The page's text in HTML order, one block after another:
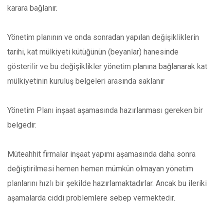
karara bağlanır.
Yönetim planının ve onda sonradan yapılan değişikliklerin
tarihi, kat mülkiyeti kütüğünün (beyanlar) hanesinde
gösterilir ve bu değişiklikler yönetim planına bağlanarak kat
mülkiyetinin kuruluş belgeleri arasında saklanır
Yönetim Planı inşaat aşamasında hazırlanması gereken bir
belgedir.
Müteahhit firmalar inşaat yapımı aşamasında daha sonra
değiştirilmesi hemen hemen mümkün olmayan yönetim
planlarını hızlı bir şekilde hazırlamaktadırlar. Ancak bu ileriki
aşamalarda ciddi problemlere sebep vermektedir.